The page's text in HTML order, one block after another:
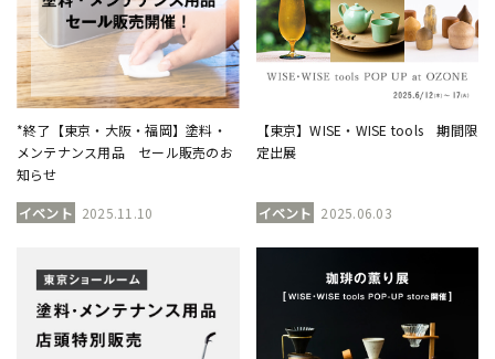
*終了【東京・大阪・福岡】塗料・
メンテナンス用品 セール販売のお
知らせ
イベント 2025.11.10
【東京】WISE・WISE tools 期間限
定出展
イベント 2025.06.03